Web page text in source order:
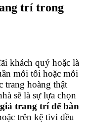
trí trong
khách quý hoặc là
mỗi tối hoặc mỗi
trang hoàng thật
sẽ là sự lựa chọn
trang trí để bàn
trên kệ tivi đều